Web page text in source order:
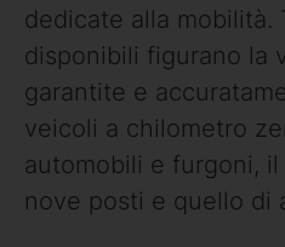
dedicate alla mobilità.
disponibili figurano la
garantite e
veicoli a chilometro
automobili e furgoni,
nove posti e quello di